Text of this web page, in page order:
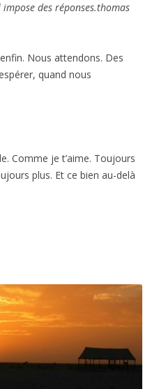
des réponses.thomas
Nous attendons. Des
quand nous
Comme je t’aime. Toujours
plus. Et ce bien au-delà